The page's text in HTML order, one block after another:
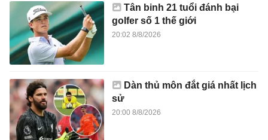
Tân binh 21 tuổi đánh bại
golfer số 1 thế giới
20:02 8/8/2026
Dàn thủ môn đắt giá nhất lịch
sử
20:00 8/8/2026